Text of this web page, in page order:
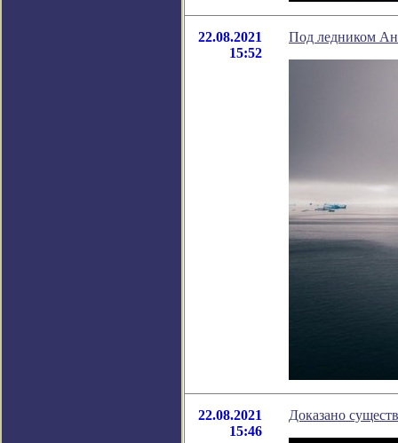
22.08.2021
15:52
Под ледником
22.08.2021
15:46
Доказано